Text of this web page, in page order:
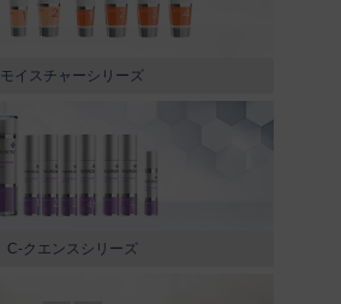
モイスチャーシリーズ
C-クエンスシリーズ